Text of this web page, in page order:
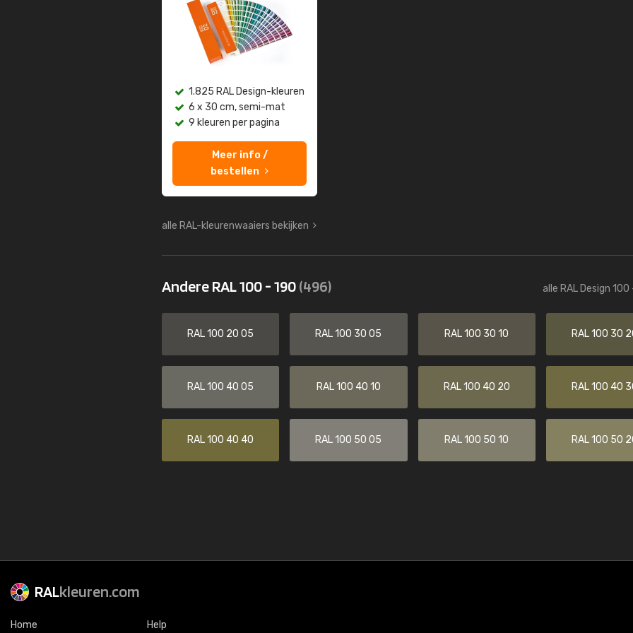
1.825 RAL Design-kleuren
6 x 30 cm, semi-mat
9 kleuren per pagina
Meer info /
bestellen
alle RAL-kleurenwaaiers bekijken
Andere RAL 100 - 190(496) alle RAL Design 100
RAL 100 20 05 RAL 100 30 05 RAL 100 30 10 RAL 100 30
RAL 100 40 05 RAL 100 40 10 RAL 100 40 20 RAL 100 40
RAL 100 40 40 RAL 100 50 05 RAL 100 50 10 RAL 100 50
RALkleuren.com
Home Help